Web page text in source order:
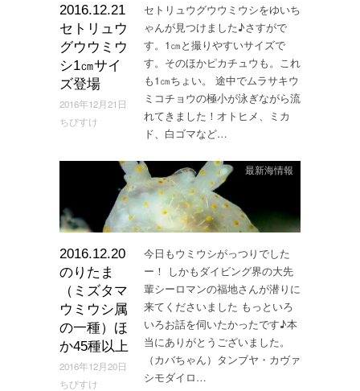
2016.12.21
セトリュウ
グウウミウ
シ1㎝サイ
ズ登場
2016年12月21日
ちびすけ
セトリュウグウウミウシをゆいち
ゃんが見つけました♪さすがで
す。1㎝と撮りやすいサイズで
す。そのほかピカチュウも。これ
も1㎝ちょい。 途中でムラサキウ
ミコチョウの極小が泳ぎながら流
れてきました！オトヒメ、ミカ
ド、白ゴマなど…
2016.12.20
のりたま
（ミズタマ
ウミウシ属
の一種）ほ
か45種以上
2016年12月20日
ちびすけ
最新海情報
今日もウミウシがっつりでした
ー！ しかもダイビング界の大先
輩シーロマンの福地さんが潜りに
来てくださいました もっといろ
いろお話を伺いたかったです♪本
当にありがとうございました。
（カバちゃん）タンブヤ・カヴァ
シモダイロ…